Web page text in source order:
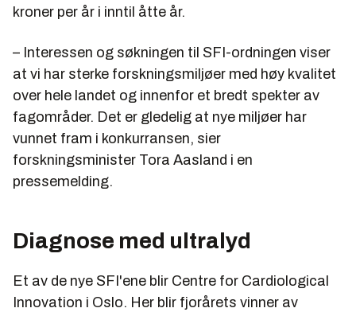
kroner per år i inntil åtte år.
– Interessen og søkningen til SFI-ordningen viser
at vi har sterke forskningsmiljøer med høy kvalitet
over hele landet og innenfor et bredt spekter av
fagområder. Det er gledelig at nye miljøer har
vunnet fram i konkurransen, sier
forskningsminister Tora Aasland i en
pressemelding.
Diagnose med ultralyd
Et av de nye SFI'ene blir Centre for Cardiological
Innovation i Oslo. Her blir fjorårets vinner av